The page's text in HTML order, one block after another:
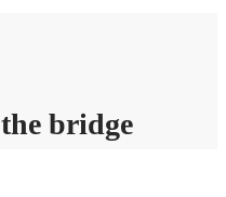
bridge